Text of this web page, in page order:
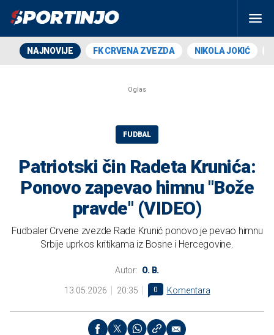
NAJNOVIJE FK CRVENA ZVEZDA NIKOLA JOKIĆ
FUDBAL
Patriotski čin Radeta Krunića:
Ponovo zapevao himnu "Bože
pravde" (VIDEO)
Fudbaler Crvene zvezde Rade Krunić ponovo je pevao himnu
Srbije uprkos kritikama iz Bosne i Hercegovine.
Autor: O. B.
13.05.2026 20:35 0 Komentara